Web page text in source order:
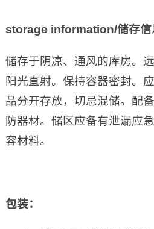
storage information/储存信
储存于阴凉、通风的库房。
阳光直射。保持容器密封。
品分开存放，切忌混储。配
防器材。储区应备有泄漏应
容材料。
包装：